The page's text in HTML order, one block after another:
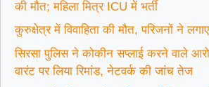
की मौत; महिला मित्र ICU में भर्ती
कुरुक्षेत्र में विवाहिता की मौत, परिजनों ने
सिरसा पुलिस ने कोकीन सप्लाई करने वाले
वारंट पर लिया रिमांड, नेटवर्क की जांच तेज